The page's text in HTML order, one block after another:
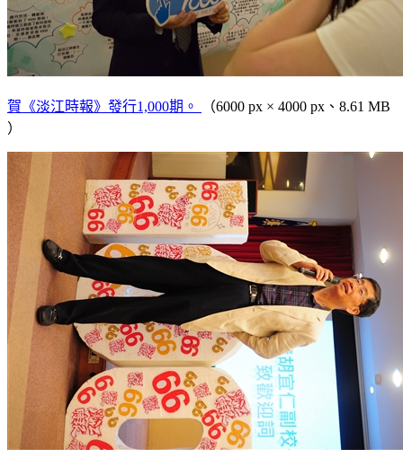
賀《淡江時報》發行1,000期。
（6000 px × 4000 px、8.61 MB
）